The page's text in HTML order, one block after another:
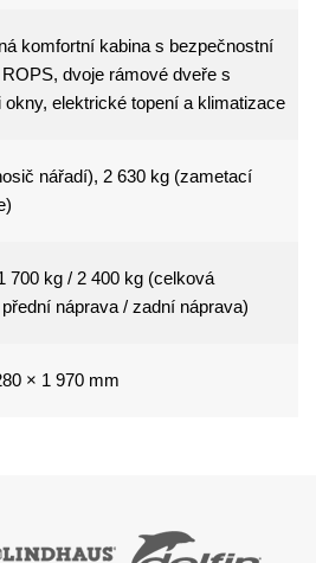
komfortní kabina s bezpečnostní
dvoje rámové dveře s
okny, elektrické topení a klimatizace
nářadí), 2 630 kg (zametací
700 kg / 2 400 kg (celková
náprava / zadní náprava)
× 1 970 mm